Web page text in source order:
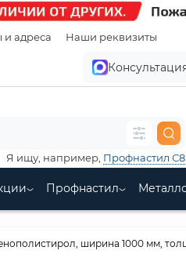
и адреса Наши реквизиты
Я ищу, например, Профнастил С8
Профнастил
ширина 1000 мм,